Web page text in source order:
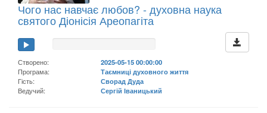
Чого нас навчає любов? - духовна наука
святого Діонісія Ареопагіта
Створено:
2025-05-15 00:00:00
Програма:
Таємниці духовного життя
Гість:
Сворад Дуда
Ведучий:
Сергій Іваницький